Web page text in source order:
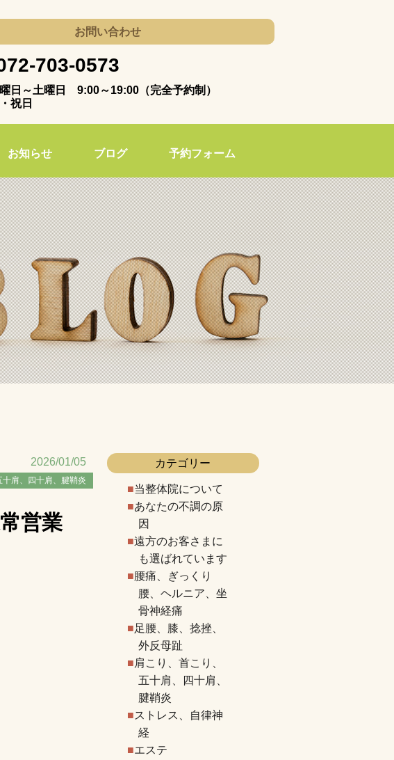
お問い合わせ
703-0573
日～土曜日 9:00～19:00（完全予約制）
祝日
お知らせ ブログ 予約フォーム
2026/01/05
肩、四十肩、腱鞘炎
営業
カテゴリー
当整体院について
あなたの不調の原
因
遠方のお客さまに
も選ばれています
腰痛、ぎっくり
腰、ヘルニア、坐
骨神経痛
足腰、膝、捻挫、
外反母趾
肩こり、首こり、
五十肩、四十肩、
腱鞘炎
ストレス、自律神
経
エステ